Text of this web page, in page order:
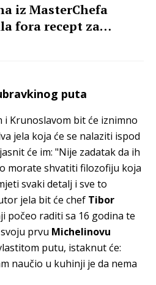
iz MasterChefa
fora recept za
Pavlovu
puta
i Krunoslavom bit će iznimno
jela koja će se nalaziti ispod
će im: "Nije zadatak da ih
morate shvatiti filozofiju koja
svaki detalj i sve to
jela bit će chef Tibor
počeo raditi sa 16 godina te
prvu Michelinovu
putu, istaknut će:
naučio u kuhinji je da nema